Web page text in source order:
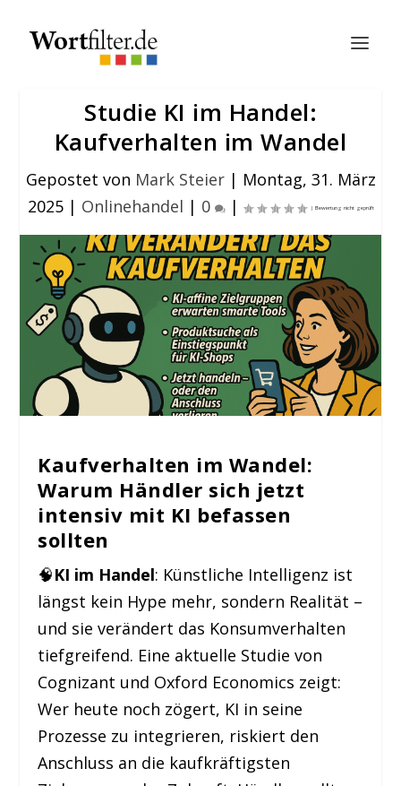
Studie KI im Handel:
Kaufverhalten im Wandel
Gepostet von Mark Steier| Montag, 31. März
2025| Onlinehandel | 0 |
Kaufverhalten im Wandel:
Warum Händler sich jetzt
intensiv mit KI befassen
sollten
🧠KI im Handel: Künstliche Intelligenz ist
längst kein Hype mehr, sondern Realität –
und sie verändert das Konsumverhalten
tiefgreifend. Eine aktuelle Studie von
Cognizant und Oxford Economics zeigt:
Wer heute noch zögert, KI in seine
Prozesse zu integrieren, riskiert den
Anschluss an die kaufkräftigsten